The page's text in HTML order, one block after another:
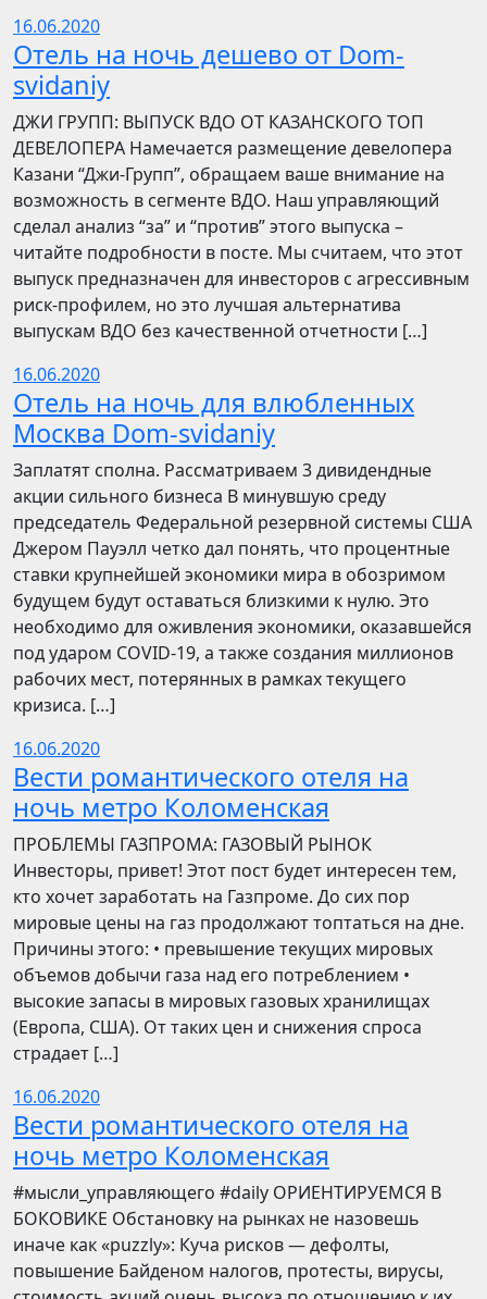
16.06.2020
Отель на ночь дешево от Dom-
svidaniy
​​ДЖИ ГРУПП: ВЫПУСК ВДО ОТ КАЗАНСКОГО ТОП
ДЕВЕЛОПЕРА Намечается размещение девелопера
Казани “Джи-Групп”, обращаем ваше внимание на
возможность в сегменте ВДО. Наш управляющий
сделал анализ “за” и “против” этого выпуска –
читайте подробности в посте. Мы считаем, что этот
выпуск предназначен для инвесторов с агрессивным
риск-профилем, но это лучшая альтернатива
выпускам ВДО без качественной отчетности […]
16.06.2020
Отель на ночь для влюбленных
Москва Dom-svidaniy
Заплатят сполна. Рассматриваем 3 дивидендные
акции сильного бизнеса В минувшую среду
председатель Федеральной резервной системы США
Джером Пауэлл четко дал понять, что процентные
ставки крупнейшей экономики мира в обозримом
будущем будут оставаться близкими к нулю. Это
необходимо для оживления экономики, оказавшейся
под ударом COVID-19, а также создания миллионов
рабочих мест, потерянных в рамках текущего
кризиса. […]
16.06.2020
Вести романтического отеля на
ночь метро Коломенская
ПРОБЛЕМЫ ГАЗПРОМА: ГАЗОВЫЙ РЫНОК
Инвесторы, привет! Этот пост будет интересен тем,
кто хочет заработать на Газпроме. До сих пор
мировые цены на газ продолжают топтаться на дне.
Причины этого: • превышение текущих мировых
объемов добычи газа над его потреблением •
высокие запасы в мировых газовых хранилищах
(Европа, США). От таких цен и снижения спроса
страдает […]
16.06.2020
Вести романтического отеля на
ночь метро Коломенская
​​#мысли_управляющего #daily ОРИЕНТИРУЕМСЯ В
БОКОВИКЕ Обстановку на рынках не назовешь
иначе как «puzzly»: Куча рисков — дефолты,
повышение Байденом налогов, протесты, вирусы,